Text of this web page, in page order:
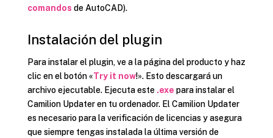
comandos de AutoCAD).
Instalación del plugin
Para instalar el plugin, ve a la página del producto y haz
clic en el botón «Try it now!». Esto descargará un
archivo ejecutable. Ejecuta este .exe para instalar el
Camilion Updater en tu ordenador. El Camilion Updater
es necesario para la verificación de licencias y asegura
que siempre tengas instalada la última versión de